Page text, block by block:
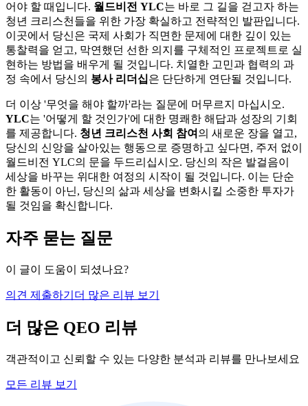
어야 할 때입니다. 월드비전 YLC는 바로 그 길을 걷고자 하는
청년 크리스천들을 위한 가장 확실하고 전략적인 발판입니다.
이곳에서 당신은 국제 사회가 직면한 문제에 대한 깊이 있는
통찰력을 얻고, 막연했던 선한 의지를 구체적인 프로젝트로 실
현하는 방법을 배우게 될 것입니다. 치열한 고민과 협력의 과
정 속에서 당신의 봉사 리더십은 단단하게 연단될 것입니다.
더 이상 '무엇을 해야 할까'라는 질문에 머무르지 마십시오.
YLC는 '어떻게 할 것인가'에 대한 명쾌한 해답과 성장의 기회
를 제공합니다. 청년 크리스천 사회 참여 의 새로운 장을 열고,
당신의 신앙을 살아있는 행동으로 증명하고 싶다면, 주저 없이
월드비전 YLC의 문을 두드리십시오. 당신의 작은 발걸음이
세상을 바꾸는 위대한 여정의 시작이 될 것입니다. 이는 단순
한 활동이 아닌, 당신의 삶과 세상을 변화시킬 소중한 투자가
될 것임을 확신합니다.
자주 묻는 질문
이 글이 도움이 되셨나요?
의견 제출하기 더 많은 리뷰 보기
더 많은 QEO 리뷰
객관적이고 신뢰할 수 있는 다양한 분석과 리뷰를 만나보세요
모든 리뷰 보기